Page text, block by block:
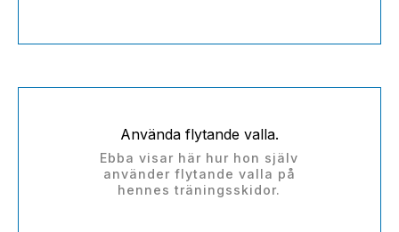
Använda flytande valla.
Ebba visar här hur hon själv
använder flytande valla på
hennes träningsskidor.